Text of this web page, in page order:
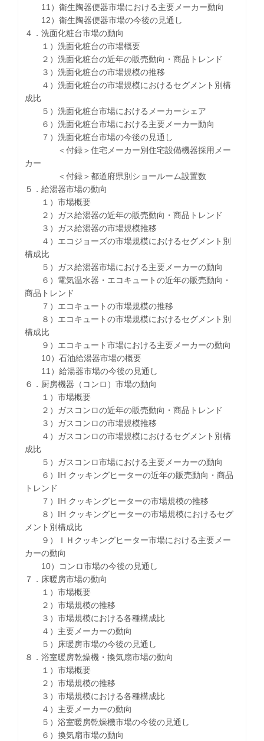
11）衛生陶器便器市場における主要メーカー動向
12）衛生陶器便器市場の今後の見通し
４．洗面化粧台市場の動向
１）洗面化粧台の市場概要
２）洗面化粧台の近年の販売動向・商品トレンド
３）洗面化粧台の市場規模の推移
４）洗面化粧台の市場規模におけるセグメント別構
成比
５）洗面化粧台市場におけるメーカーシェア
６）洗面化粧台市場における主要メーカー動向
７）洗面化粧台市場の今後の見通し
＜付録＞住宅メーカー別住宅設備機器採用メー
カー
＜付録＞都道府県別ショールーム設置数
５．給湯器市場の動向
１）市場概要
２）ガス給湯器の近年の販売動向・商品トレンド
３）ガス給湯器の市場規模推移
４）エコジョーズの市場規模におけるセグメント別
構成比
５）ガス給湯器市場における主要メーカーの動向
６）電気温水器・エコキュートの近年の販売動向・
商品トレンド
７）エコキュートの市場規模の推移
８）エコキュートの市場規模におけるセグメント別
構成比
９）エコキュート市場における主要メーカーの動向
10）石油給湯器市場の概要
11）給湯器市場の今後の見通し
６．厨房機器（コンロ）市場の動向
１）市場概要
２）ガスコンロの近年の販売動向・商品トレンド
３）ガスコンロの市場規模推移
４）ガスコンロの市場規模におけるセグメント別構
成比
５）ガスコンロ市場における主要メーカーの動向
６）IH クッキングヒーターの近年の販売動向・商品
トレンド
７）IH クッキングヒーターの市場規模の推移
８）IH クッキングヒーターの市場規模におけるセグ
メント別構成比
９）ＩＨクッキングヒーター市場における主要メー
カーの動向
10）コンロ市場の今後の見通し
７．床暖房市場の動向
１）市場概要
２）市場規模の推移
３）市場規模における各種構成比
４）主要メーカーの動向
５）床暖房市場の今後の見通し
８．浴室暖房乾燥機・換気扇市場の動向
１）市場概要
２）市場規模の推移
３）市場規模における各種構成比
４）主要メーカーの動向
５）浴室暖房乾燥機市場の今後の見通し
６）換気扇市場の動向